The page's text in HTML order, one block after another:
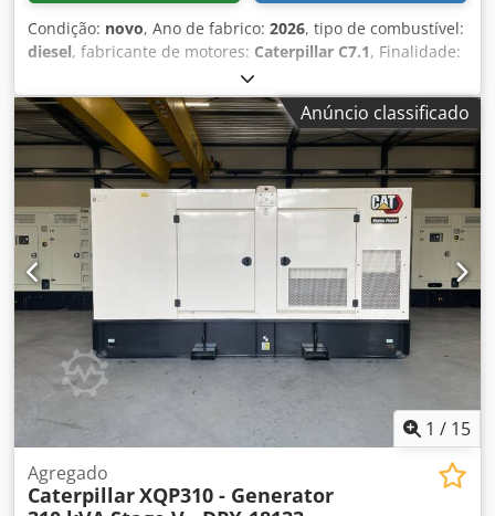
Condição: novo, Ano de fabrico: 2026, tipo de combustível:
diesel, fabricante de motores: Caterpillar C7.1, Finalidade:
Construção Peso vazio: 4.487 kg Potência do gerador: 200
kVA Dimensões do compartimento de carga: 409 x 142 x
235 cm Marca CE: sim Dcsdpfezc Dwdjx Acksk Nível de
emissões: Stage V / Tier IV final Volume do tanque de água:
822 l País de produção: CN Contacte a equipa DPX para
mais informações. = Mais opções e acessórios = - Bateria -
Painel de controlo - Tanque
Anúncio classificado
1 / 15
Agregado
CaterpillarXQP310 - Generator